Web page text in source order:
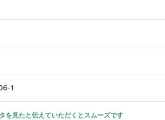
1
を見たと伝えていただくとスムーズです